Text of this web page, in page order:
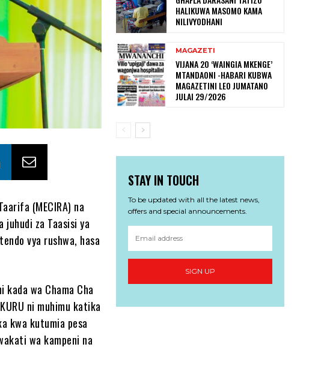
(MECIRA) na
juhudi za Taasisi ya
vya rushwa, hasa
wa Chama Cha
ni muhimu katika
kwa kutumia pesa
wa kampeni na
HALIKUWA MASOMO KAMA
NILIVYODHANI
MAGAZETI
VIJANA 20 ‘WAINGIA MKENGE’
MTANDAONI -HABARI KUBWA
MAGAZETINI LEO JUMATANO
JULAI 29/2026
STAY IN TOUCH
To be updated with all the latest news,
offers and special announcements.
SIGN UP